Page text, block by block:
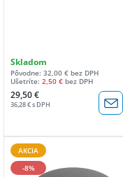
Skladom
Pôvodne: 32,00 € bez DPH
Ušetríte: 2,50 € bez DPH
29,50 €
36,28 € s DPH
AKCIA
-8%